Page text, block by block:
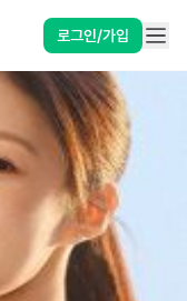
로그인/가입